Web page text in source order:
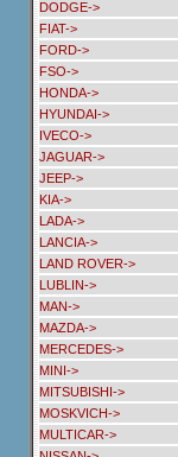
DODGE->
FIAT->
FORD->
FSO->
HONDA->
HYUNDAI->
IVECO->
JAGUAR->
JEEP->
KIA->
LADA->
LANCIA->
LAND ROVER->
LUBLIN->
MAN->
MAZDA->
MERCEDES->
MINI->
MITSUBISHI->
MOSKVICH->
MULTICAR->